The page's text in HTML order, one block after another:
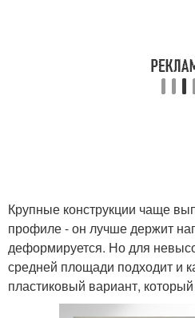
Крупные конструкции чаще
профиле - он лучше держит
деформируется. Но для
средней площади подходит и
пластиковый вариант,